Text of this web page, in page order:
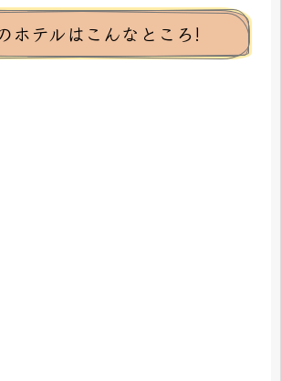
ホテルはこんなところ!